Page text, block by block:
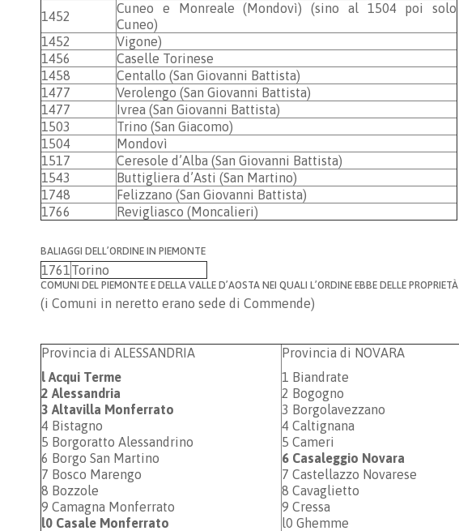
1452
Cuneo e Monreale (Mondovì) (sino al 1504 poi solo
Cuneo)
1452
Vigone)
1456
Caselle Torinese
1458
Centallo (San Giovanni Battista)
1477
Verolengo (San Giovanni Battista)
1477
Ivrea (San Giovanni Battista)
1503
Trino (San Giacomo)
1504
Mondovì
1517
Ceresole d’Alba (San Giovanni Battista)
1543
Buttigliera d’Asti (San Martino)
1748
Felizzano (San Giovanni Battista)
1766
Revigliasco (Moncalieri)
BALIAGGI DELL’ORDINE IN PIEMONTE
1761Torino
COMUNI DEL PIEMONTE E DELLA VALLE D’AOSTA NEI QUALI L’ORDINE EBBE DELLE PROPRIETÀ
(i Comuni in neretto erano sede di Commende)
Provincia di ALESSANDRIA
l Acqui Terme
2 Alessandria
3 Altavilla Monferrato
4 Bistagno
5 Borgoratto Alessandrino
6 Borgo San Martino
7 Bosco Marengo
8 Bozzole
9 Camagna Monferrato
l0 Casale Monferrato
Provincia di NOVARA
1 Biandrate
2 Bogogno
3 Borgolavezzano
4 Caltignana
5 Cameri
6 Casaleggio Novara
7 Castellazzo Novarese
8 Cavaglietto
9 Cressa
l0 Ghemme